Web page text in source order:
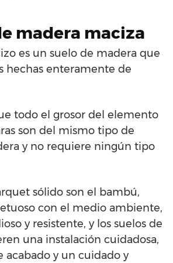
madera maciza
es un suelo de madera que
hechas enteramente de
todo el grosor del elemento
son del mismo tipo de
y no requiere ningún tipo
sólido son el bambú,
con el medio ambiente,
y resistente, y los suelos de
una instalación cuidadosa,
acabado y un cuidado y